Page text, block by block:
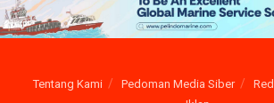
Tentang Kami Pedoman Media Siber